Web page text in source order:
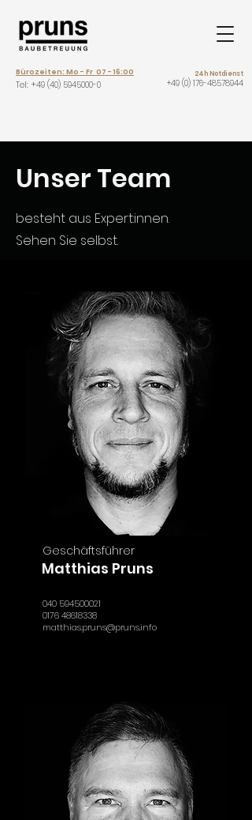
Bürozeiten: Mo - Fr 07 - 16:00
Tel: +49 (40) 5945000-0
24h Notdienst
+49 (0) 176-48578944
Unser Team
besteht aus Expert:innen.
Sehen Sie selbst.
Geschäftsführer
Matthias Pruns
040 594500021
0176 48618338
matthias.pruns@pruns.info